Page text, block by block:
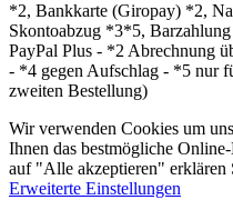
*2, Bankkarte (Giropay) *2,
Skontoabzug *3*5,
PayPal Plus - *2 Abrechnung
- *4 gegen Aufschlag - *5 nur
zweiten Bestellung)
Wir verwenden Cookies um
Ihnen das bestmögliche
auf "Alle akzeptieren" erklären
Erweiterte Einstellungen